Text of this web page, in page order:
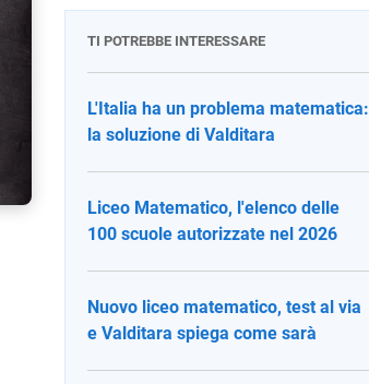
TI POTREBBE INTERESSARE
L'Italia ha un problema matematica:
la soluzione di Valditara
Liceo Matematico, l'elenco delle
100 scuole autorizzate nel 2026
Nuovo liceo matematico, test al via
e Valditara spiega come sarà